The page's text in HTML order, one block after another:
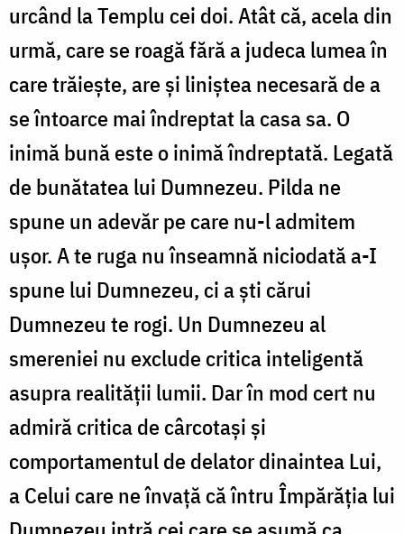
urcând la Templu cei doi. Atât că, acela din
urmă, care se roagă fără a judeca lumea în
care trăiește, are și liniștea necesară de a
se întoarce mai îndreptat la casa sa. O
inimă bună este o inimă îndreptată. Legată
de bunătatea lui Dumnezeu. Pilda ne
spune un adevăr pe care nu-l admitem
ușor. A te ruga nu înseamnă niciodată a-I
spune lui Dumnezeu, ci a ști cărui
Dumnezeu te rogi. Un Dumnezeu al
smereniei nu exclude critica inteligentă
asupra realității lumii. Dar în mod cert nu
admiră critica de cârcotași și
comportamentul de delator dinaintea Lui,
a Celui care ne învață că întru Împărăția lui